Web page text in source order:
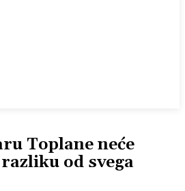
Toplane neće
od svega